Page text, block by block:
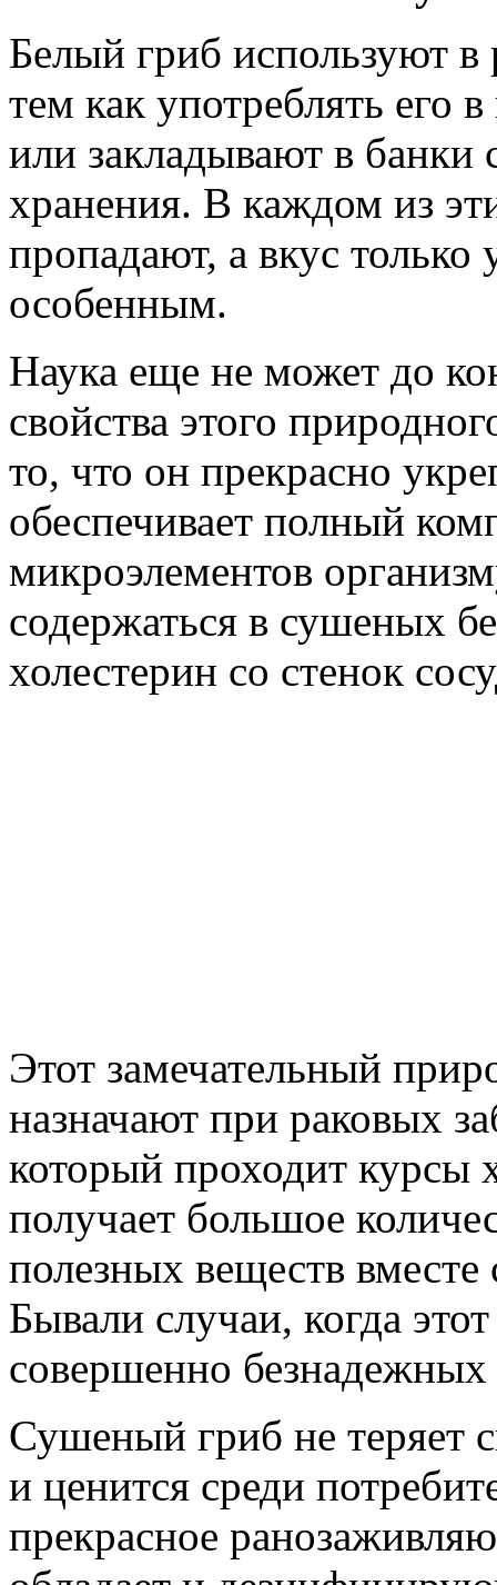
Белый гриб используют
тем как употреблять его
или закладывают в банки
хранения. В каждом из
пропадают, а вкус только
особенным.
Наука еще не может до
свойства этого
то, что он прекрасно
обеспечивает полный
микроэлементов
содержаться в сушеных
холестерин со стенок
Этот замечательный
назначают при раковых
который проходит курсы
получает большое
полезных веществ
Бывали случаи, когда
совершенно
Сушеный гриб не теряет
и ценится среди
прекрасное